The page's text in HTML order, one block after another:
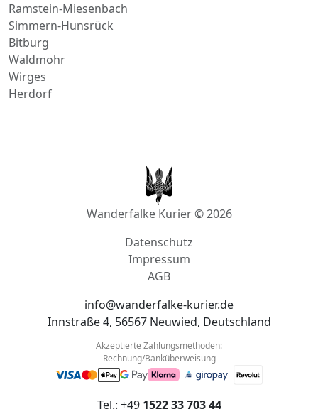
Direktfahrt nach
Nastätten
Ramstein-Miesenbach
Simmern-Hunsrück
Bitburg
Herdorf
Wanderfalke Kurier © 2026
Impressum
AGB
info@wanderfalke-kurier.de
Innstraße 4, 56567 Neuwied, Deutschland
Rechnung/Banküberweisung